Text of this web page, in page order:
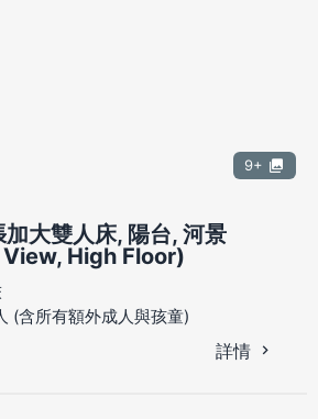
9+
大雙人床, 陽台, 河景
High Floor)
(含所有額外成人與孩童)
詳情